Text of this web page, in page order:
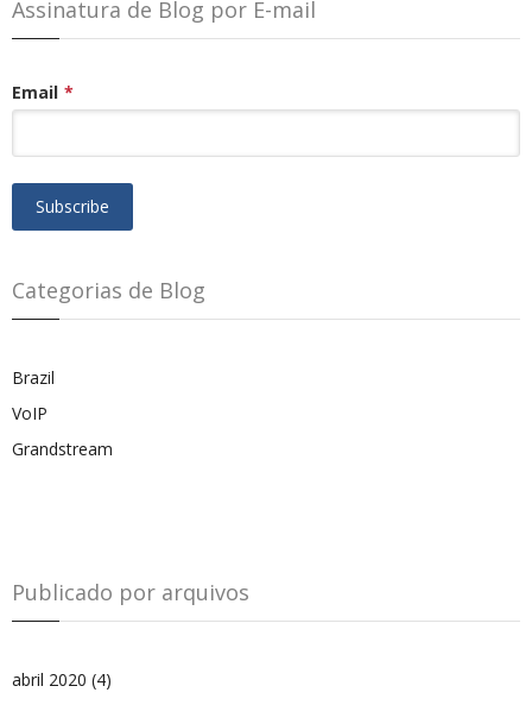
Assinatura de Blog por E-mail
Email *
Categorias de Blog
Brazil
VoIP
Grandstream
Publicado por arquivos
abril 2020 (4)